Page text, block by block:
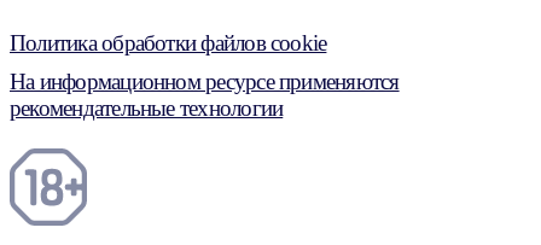
Политика обработки файлов cookie
На информационном ресурсе применяются
рекомендательные технологии